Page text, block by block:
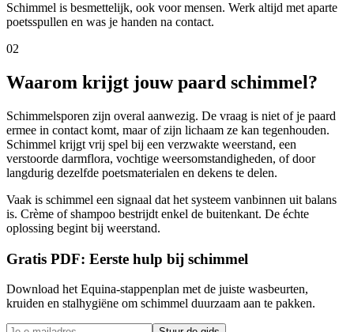
Schimmel is besmettelijk, ook voor mensen. Werk altijd met aparte
poetsspullen en was je handen na contact.
02
Waarom krijgt jouw paard schimmel?
Schimmelsporen zijn overal aanwezig. De vraag is niet of je paard
ermee in contact komt, maar of zijn lichaam ze kan tegenhouden.
Schimmel krijgt vrij spel bij een verzwakte weerstand, een
verstoorde darmflora, vochtige weersomstandigheden, of door
langdurig dezelfde poetsmaterialen en dekens te delen.
Vaak is schimmel een signaal dat het systeem vanbinnen uit balans
is. Crème of shampoo bestrijdt enkel de buitenkant. De échte
oplossing begint bij weerstand.
Gratis PDF: Eerste hulp bij schimmel
Download het Equina-stappenplan met de juiste wasbeurten,
kruiden en stalhygiëne om schimmel duurzaam aan te pakken.